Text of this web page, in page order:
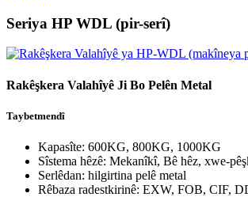
Seriya HP WDL (pir-serî)
Rakêşkera Valahîyê Ji Bo Pelên Metal
Taybetmendî
Kapasîte: 600KG, 800KG, 1000KG
Sîstema hêzê: Mekanîkî, Bê hêz, xwe-
Serlêdan: hilgirtina pelê metal
Rêbaza radestkirinê: EXW, FOB, CIF,